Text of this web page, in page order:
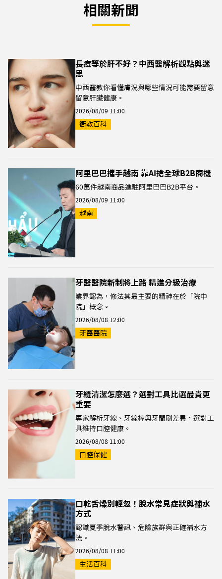
相關新聞
長痘等於肝不好？中西醫解析觀點與迷
思
中西醫教你看懂膚況與哪些情況可能需要留意
留意肝臟健康。
2026/08/09 11:00
衛教百科
阿里巴巴攜手越南 靠AI搶全球B2B商機
60萬件越南商品進駐阿里巴巴B2B平台。
2026/08/09 11:00
越南
牙醫醫院新制將上路 精進分級治療
業界認為，修法其最主要的精神在於「院中
院」概念。
2026/08/08 12:00
牙醫醫院
牙縫清潔怎麼選？選對工具比選最貴更
重要
專家解析牙線、牙線棒與牙間刷差異，選對工
具維持口腔健康。
2026/08/08 11:00
口腔保健
口乾舌燥別輕忽！脫水常見症狀與補水
方式
認識夏季脫水警訊、危險族群與正確補水方
法。
2026/08/08 11:00
生活百科